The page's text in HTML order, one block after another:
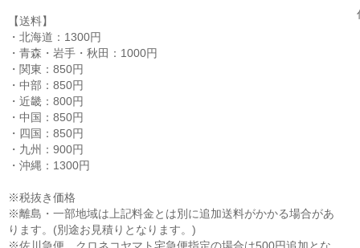
【送料】
・北海道：1300円
・青森・岩手・秋田：1000円
・関東：850円
・中部：850円
・近畿：800円
・中国：850円
・四国：850円
・九州：900円
・沖縄：1300円
※税抜き価格
※離島・一部地域は上記料金とは別に追加送料がかかる場合があ
ります。(別途お見積りとなります。)
※佐川急便、クロネコヤマト宅急便指定の場合は500円追加とな